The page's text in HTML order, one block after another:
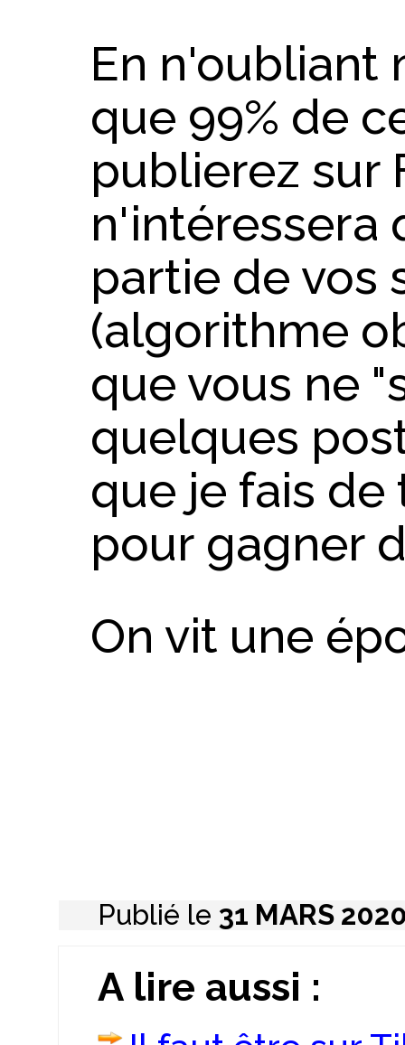
En n'oubliant
que 99% de
publierez sur
n'intéressera
partie de vos
(algorithme
que vous ne
quelques
que je fais
pour gagner
On vit une
Publié le 31 MARS
A lire aussi :